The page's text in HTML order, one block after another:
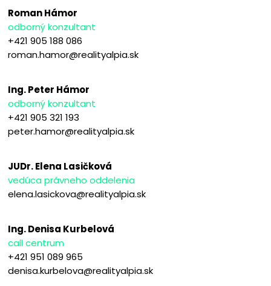
Roman Hámor
odborný konzultant
+421 905 188 086
roman.hamor@realityalpia.sk
Ing. Peter Hámor
odborný konzultant
+421 905 321 193
peter.hamor@realityalpia.sk
JUDr. Elena Lasičková
vedúca právneho oddelenia
elena.lasickova@realityalpia.sk
Ing. Denisa Kurbelová
call centrum
+421 951 089 965
denisa.kurbelova@realityalpia.sk